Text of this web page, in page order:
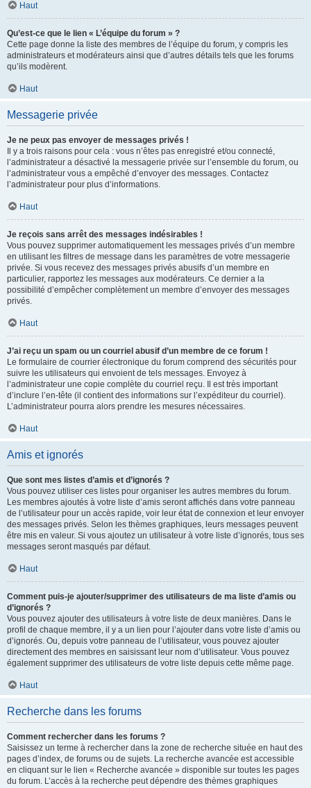
Haut
Qu’est-ce que le lien « L’équipe du forum » ?
Cette page donne la liste des membres de l’équipe du forum, y compris les
administrateurs et modérateurs ainsi que d’autres détails tels que les forums
qu’ils modèrent.
Haut
Messagerie privée
Je ne peux pas envoyer de messages privés !
Il y a trois raisons pour cela : vous n’êtes pas enregistré et/ou connecté,
l’administrateur a désactivé la messagerie privée sur l’ensemble du forum, ou
l’administrateur vous a empêché d’envoyer des messages. Contactez
l’administrateur pour plus d’informations.
Haut
Je reçois sans arrêt des messages indésirables !
Vous pouvez supprimer automatiquement les messages privés d’un membre
en utilisant les filtres de message dans les paramètres de votre messagerie
privée. Si vous recevez des messages privés abusifs d’un membre en
particulier, rapportez les messages aux modérateurs. Ce dernier a la
possibilité d’empêcher complètement un membre d’envoyer des messages
privés.
Haut
J’ai reçu un spam ou un courriel abusif d’un membre de ce forum !
Le formulaire de courrier électronique du forum comprend des sécurités pour
suivre les utilisateurs qui envoient de tels messages. Envoyez à
l’administrateur une copie complète du courriel reçu. Il est très important
d’inclure l’en-tête (il contient des informations sur l’expéditeur du courriel).
L’administrateur pourra alors prendre les mesures nécessaires.
Haut
Amis et ignorés
Que sont mes listes d’amis et d’ignorés ?
Vous pouvez utiliser ces listes pour organiser les autres membres du forum.
Les membres ajoutés à votre liste d’amis seront affichés dans votre panneau
de l’utilisateur pour un accès rapide, voir leur état de connexion et leur envoyer
des messages privés. Selon les thèmes graphiques, leurs messages peuvent
être mis en valeur. Si vous ajoutez un utilisateur à votre liste d’ignorés, tous ses
messages seront masqués par défaut.
Haut
Comment puis-je ajouter/supprimer des utilisateurs de ma liste d’amis ou
d’ignorés ?
Vous pouvez ajouter des utilisateurs à votre liste de deux manières. Dans le
profil de chaque membre, il y a un lien pour l’ajouter dans votre liste d’amis ou
d’ignorés. Ou, depuis votre panneau de l’utilisateur, vous pouvez ajouter
directement des membres en saisissant leur nom d’utilisateur. Vous pouvez
également supprimer des utilisateurs de votre liste depuis cette même page.
Haut
Recherche dans les forums
Comment rechercher dans les forums ?
Saisissez un terme à rechercher dans la zone de recherche située en haut des
pages d’index, de forums ou de sujets. La recherche avancée est accessible
en cliquant sur le lien « Recherche avancée » disponible sur toutes les pages
du forum. L’accès à la recherche peut dépendre des thèmes graphiques